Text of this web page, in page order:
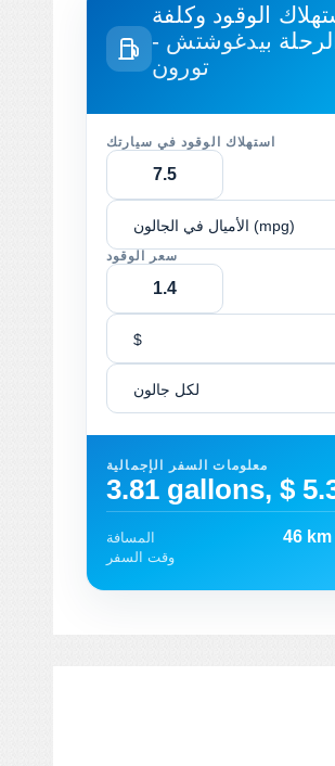
الوقود وكلفة
بيدغوشتش -
تورون
استهلاك الوقود في سيارتك
الأميال في الجالون (mpg)
سعر الوقود
$
لكل جالون
معلومات السفر الإجمالية
3.81 gallons, $
المسافة 46 km
وقت السفر